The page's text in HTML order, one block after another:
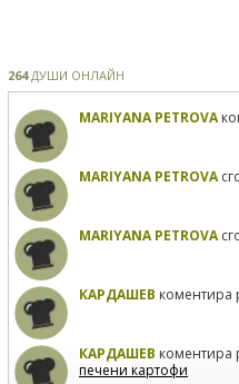
264ДУШИ ОНЛАЙН
MARIYANA PETROVA
MARIYANA PETROVA
MARIYANA PETROVA
КАРДАШЕВ коментира
КАРДАШЕВ коментира
печени картофи